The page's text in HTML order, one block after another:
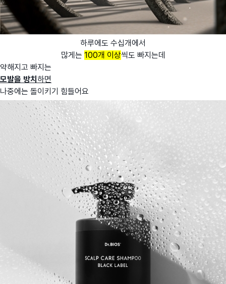
하루에도 수십개에서
많게는 100개 이상씩도 빠지는데
약해지고 빠지는
모발을 방치 하면
나중에는 돌이키기 힘들어요